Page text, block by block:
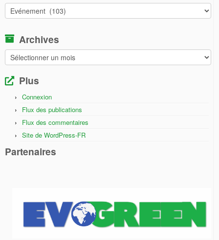
Catégories
Archives
Archives
Plus
Connexion
Flux des publications
Flux des commentaires
Site de WordPress-FR
Partenaires